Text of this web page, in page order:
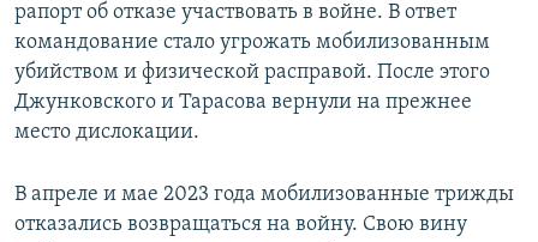
рапорт об отказе участвовать в войне. В ответ
командование стало угрожать мобилизованным
убийством и физической расправой. После этого
Джунковского и Тарасова вернули на прежнее
место дислокации.
В апреле и мае 2023 года мобилизованные трижды
отказались возвращаться на войну. Свою вину